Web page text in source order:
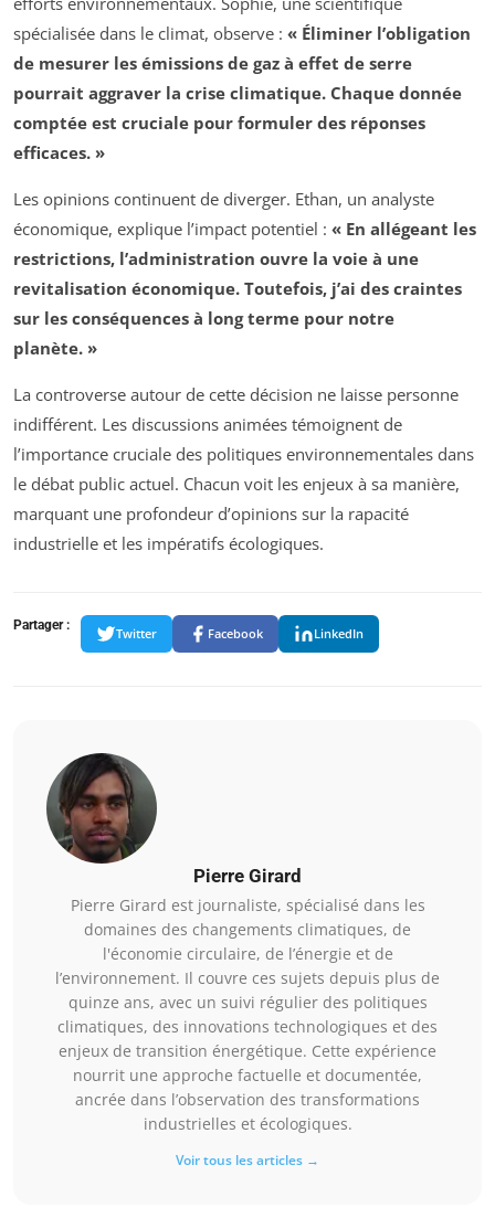
spécialisée dans le climat, observe : « Éliminer l’obligation
de mesurer les émissions de gaz à effet de serre
pourrait aggraver la crise climatique. Chaque donnée
comptée est cruciale pour formuler des réponses
efficaces. »
Les opinions continuent de diverger. Ethan, un analyste
économique, explique l’impact potentiel : « En allégeant les
restrictions, l’administration ouvre la voie à une
revitalisation économique. Toutefois, j’ai des craintes
sur les conséquences à long terme pour notre
planète. »
La controverse autour de cette décision ne laisse personne
indifférent. Les discussions animées témoignent de
l’importance cruciale des politiques environnementales dans
le débat public actuel. Chacun voit les enjeux à sa manière,
marquant une profondeur d’opinions sur la rapacité
industrielle et les impératifs écologiques.
Partager :
Twitter Facebook LinkedIn
Pierre Girard
Pierre Girard est journaliste, spécialisé dans les
domaines des changements climatiques, de
l'économie circulaire, de l’énergie et de
l’environnement. Il couvre ces sujets depuis plus de
quinze ans, avec un suivi régulier des politiques
climatiques, des innovations technologiques et des
enjeux de transition énergétique. Cette expérience
nourrit une approche factuelle et documentée,
ancrée dans l’observation des transformations
industrielles et écologiques.
Voir tous les articles →